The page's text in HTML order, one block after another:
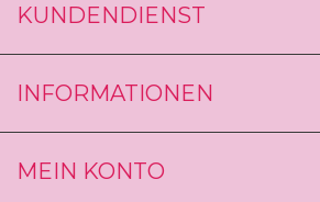
KUNDENDIENST
INFORMATIONEN
MEIN KONTO